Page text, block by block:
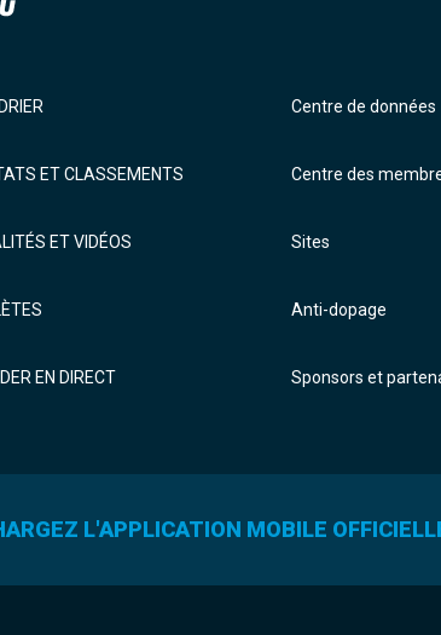
ET CLASSEMENTS
ET VIDÉOS
EN DIRECT
Centre de données
Centre des
Sites
Anti-dopage
Sponsors et
L'APPLICATION MOBILE